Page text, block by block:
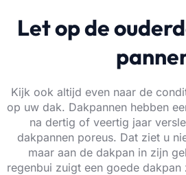
Let op de
Kijk ook altijd even naar de
op uw dak. Dakpannen hebben
na dertig of veertig jaar
dakpannen poreus. Dat ziet u
maar aan de dakpan in zijn
regenbui zuigt een goede dakpan